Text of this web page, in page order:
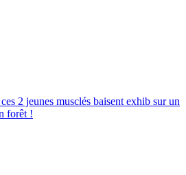
2 jeunes musclés baisent exhib sur un
forêt !